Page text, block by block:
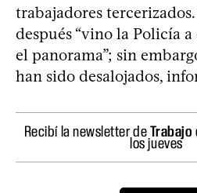
trabajadores
después “vino la Policía
el panorama”; sin
han sido desalojados,
Recibí la newsletter deTrabajo
los jueves